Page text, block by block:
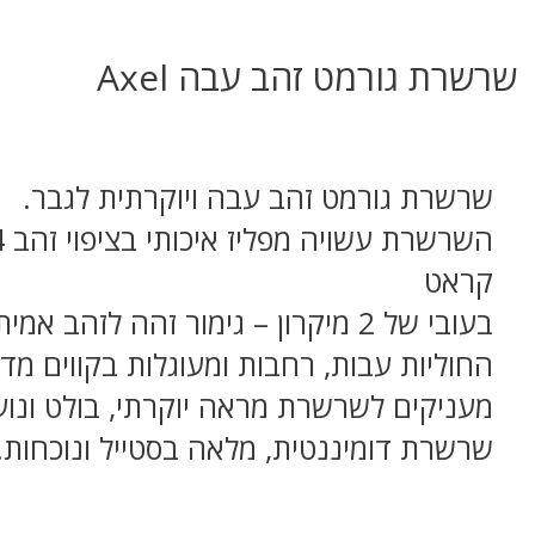
שרשרת גורמט זהב עבה Axel
שרשרת גורמט זהב עבה ויוקרתית לגבר.
קראט
בעובי של 2 מיקרון – גימור זהה לזהב אמיתי.
החוליות עבות, רחבות ומעוגלות בקווים
מעניקים לשרשרת מראה יוקרתי, בולט
שרשרת דומיננטית, מלאה בסטייל